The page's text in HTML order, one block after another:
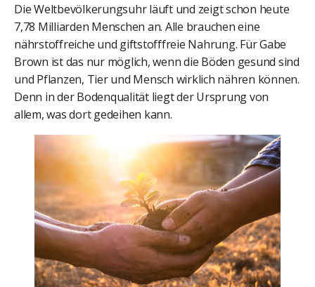
Die Weltbevölkerungsuhr läuft und zeigt schon heute
7,78 Milliarden Menschen an. Alle brauchen eine
nährstoffreiche und giftstofffreie Nahrung. Für Gabe
Brown ist das nur möglich, wenn die Böden gesund sind
und Pflanzen, Tier und Mensch wirklich nähren können.
Denn in der Bodenqualität liegt der Ursprung von
allem, was dort gedeihen kann.